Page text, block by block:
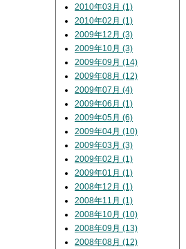
2010年03月 (1)
2010年02月 (1)
2009年12月 (3)
2009年10月 (3)
2009年09月 (14)
2009年08月 (12)
2009年07月 (4)
2009年06月 (1)
2009年05月 (6)
2009年04月 (10)
2009年03月 (3)
2009年02月 (1)
2009年01月 (1)
2008年12月 (1)
2008年11月 (1)
2008年10月 (10)
2008年09月 (13)
2008年08月 (12)